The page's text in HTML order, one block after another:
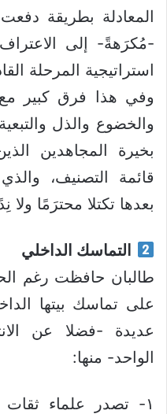
المعادلة بطريقة
-مُكرَهةً- إلى
استراتيجية المرحلة
وفي هذا فرق كبير
والخضوع والذل
بخيرة المجاهدين
قائمة التصنيف،
بعدها تكتلا محترَمًا ولا
التماسك الداخلي
طالبان حافظت رغم
على تماسك بيتها
عديدة -فضلا عن
الواحد- منها:
١- تصدر علماء ثقات